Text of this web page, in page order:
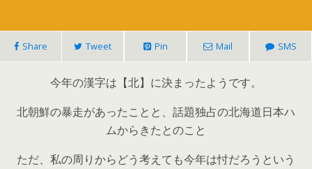
Share Tweet Pin Mail SMS
今年の漢字は【北】に決まったようです。
北朝鮮の暴走があったことと、話題独占の北海道日本ハ
ムからきたとのこと
ただ、私の周りからどう考えても今年は忖だろうという